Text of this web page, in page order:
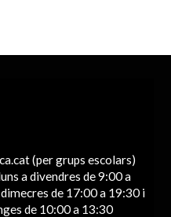
(per grups escolars)
a divendres de 9:00 a
de 17:00 a 19:30 i
de 10:00 a 13:30